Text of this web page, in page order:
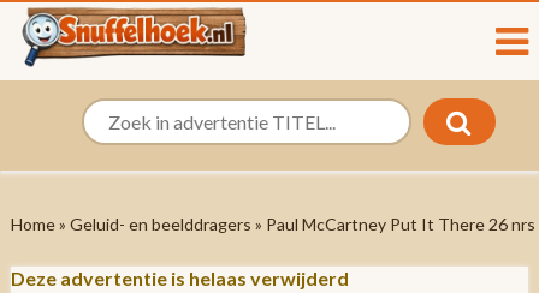
Home» Geluid- en beelddragers » Paul McCartney Put It There 26
Deze advertentie is helaas verwijderd